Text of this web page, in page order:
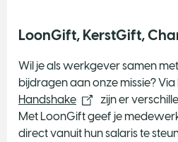
LoonGift, KerstGift,
Wil je als werkgever samen
bijdragen aan onze missie? Via
Handshake
zijn er
Met LoonGift geef je
direct vanuit hun salaris te